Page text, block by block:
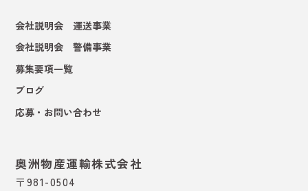
会社説明会 運送事業
会社説明会 警備事業
募集要項一覧
ブログ
応募・お問い合わせ
奥洲物産運輸株式会社
〒981-0504